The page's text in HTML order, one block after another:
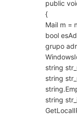
public
{
Mail m =
bool
grupo
string
string
string